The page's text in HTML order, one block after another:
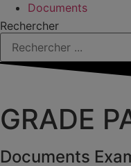
Documents
Rechercher
GRADE
Documents